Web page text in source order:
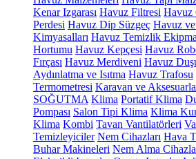
Kenar Izgarası Havuz Filtresi Havuz
Perdesi Havuz Dip Süzgeç Havuz ve
Kimyasalları Havuz Temizlik
Hortumu Havuz Kepçesi Havuz
Fırçası Havuz Merdiveni Havuz
Aydınlatma ve Isıtma Havuz Trafosu
Termometresi Karavan ve
SOĞUTMA Klima Portatif Klima
Pompası Salon Tipi Klima Klima
Klima Kombi Tavan Vantilatörleri
Temizleyiciler Nem Cihazları Hava
Buhar Makineleri Nem Alma